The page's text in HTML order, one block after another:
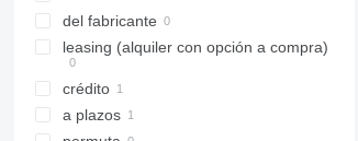
del fabricante
leasing (alquiler con opción a compra)
crédito
a plazos